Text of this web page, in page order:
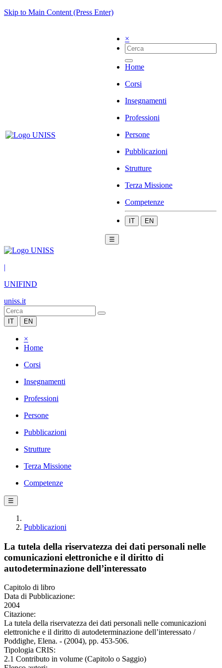
Skip to Main Content (Press Enter)
×
Home
Corsi
Insegnamenti
Professioni
Persone
Pubblicazioni
Strutture
Terza Missione
Competenze
IT EN
☰
|
UNIFIND
uniss.it
IT EN
×
Home
Corsi
Insegnamenti
Professioni
Persone
Pubblicazioni
Strutture
Terza Missione
Competenze
☰
Pubblicazioni
La tutela della riservatezza dei dati personali nelle
comunicazioni elettroniche e il diritto di
autodeterminazione dell’interessato
Capitolo di libro
Data di Pubblicazione:
2004
Citazione:
La tutela della riservatezza dei dati personali nelle comunicazioni
elettroniche e il diritto di autodeterminazione dell’interessato /
Poddighe, Elena. - (2004), pp. 453-506.
Tipologia CRIS:
2.1 Contributo in volume (Capitolo o Saggio)